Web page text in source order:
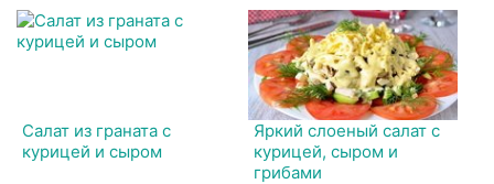
Салат из граната с
курицей и сыром
Яркий слоеный салат с
курицей, сыром и
грибами